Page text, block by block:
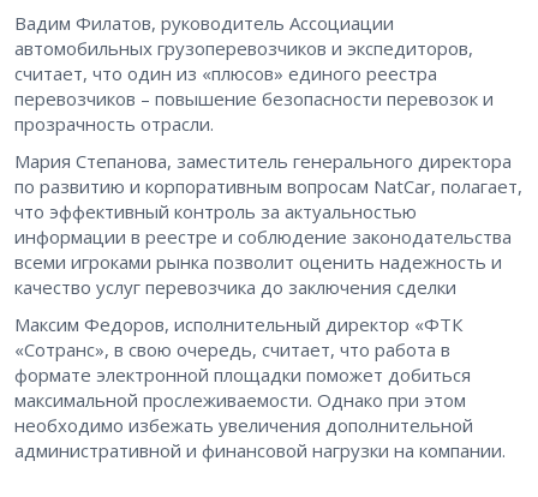
Вадим Филатов, руководитель Ассоциации
автомобильных грузоперевозчиков и экспедиторов,
считает, что один из «плюсов» единого реестра
перевозчиков – повышение безопасности перевозок и
прозрачность отрасли.
Мария Степанова, заместитель генерального директора
по развитию и корпоративным вопросам NatCar, полагает,
что эффективный контроль за актуальностью
информации в реестре и соблюдение законодательства
всеми игроками рынка позволит оценить надежность и
качество услуг перевозчика до заключения сделки
Максим Федоров, исполнительный директор «ФТК
«Сотранс», в свою очередь, считает, что работа в
формате электронной площадки поможет добиться
максимальной прослеживаемости. Однако при этом
необходимо избежать увеличения дополнительной
административной и финансовой нагрузки на компании.